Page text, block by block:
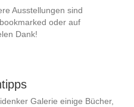
Ausstellungen sind
oder auf
Dank!
Galerie einige Bücher,